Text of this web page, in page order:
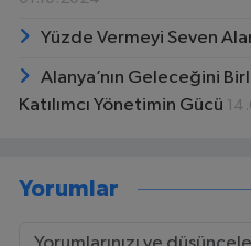
Yüzde Vermeyi Seven
Alanya’nın Geleceğini
Katılımcı Yönetimin Gücü
Yorumlar